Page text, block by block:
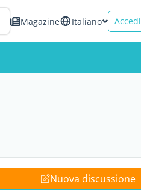
Magazine Italiano Accedi
Nuova discussione